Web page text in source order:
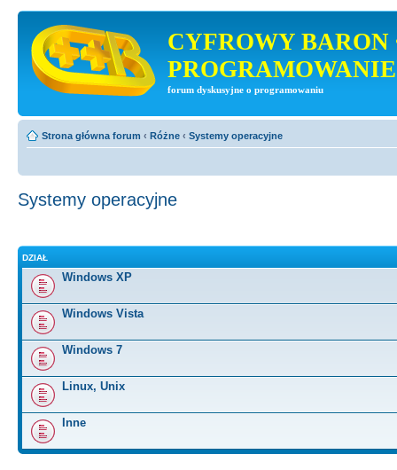
CYFROWY BARON
PROGRAMOWANIE
forum dyskusyjne o programowaniu
Strona główna forum ‹ Różne ‹ Systemy operacyjne
Systemy operacyjne
DZIAŁ
Windows XP
Windows Vista
Windows 7
Linux, Unix
Inne